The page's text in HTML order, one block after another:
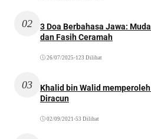
02
3 Doa Berbahasa Jawa:
dan Fasih Ceramah
26/07/2025 •123 Dilihat
03
Khalid bin Walid
Diracun
02/09/2021 •53 Dilihat